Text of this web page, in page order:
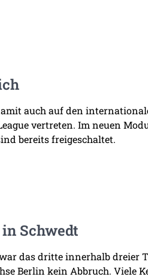
auch auf den
vertreten. Im neuen
bereits freigeschaltet.
Schwedt
das dritte innerhalb dreier
Berlin kein Abbruch. Viele